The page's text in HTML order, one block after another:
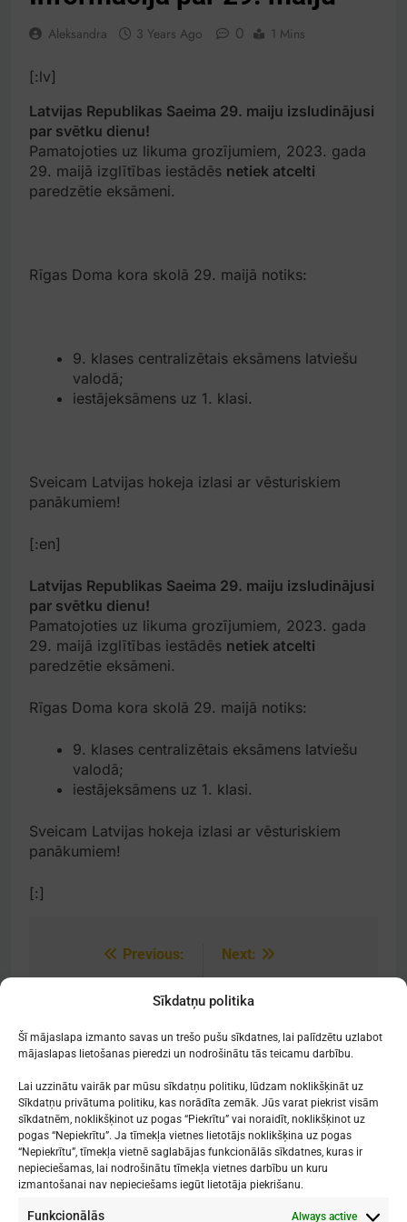
Sīkdatņu politika
Šī mājaslapa izmanto savas un trešo pušu sīkdatnes, lai palīdzētu uzlabot
mājaslapas lietošanas pieredzi un nodrošinātu tās teicamu darbību.
Lai uzzinātu vairāk par mūsu sīkdatņu politiku, lūdzam noklikšķināt uz
Sīkdatņu privātuma politiku, kas norādīta zemāk. Jūs varat piekrist visām
sīkdatnēm, noklikšķinot uz pogas “Piekrītu” vai noraidīt, noklikšķinot uz
pogas “Nepiekrītu”. Ja tīmekļa vietnes lietotājs noklikšķina uz pogas
“Nepiekrītu”, tīmekļa vietnē saglabājas funkcionālās sīkdatnes, kuras ir
nepieciešamas, lai nodrošinātu tīmekļa vietnes darbību un kuru
izmantošanai nav nepieciešams iegūt lietotāja piekrišanu.
Funkcionālās Always active
Aleksandra 3 Years Ago 0 1 Mins
[:lv]
Latvijas Republikas Saeima 29. maiju izsludinājusi
par svētku dienu!
Pamatojoties uz likuma grozījumiem, 2023. gada
29. maijā izglītības iestādēs netiek atcelti
paredzētie eksāmeni.
Rīgas Doma kora skolā 29. maijā notiks:
9. klases centralizētais eksāmens latviešu
valodā;
iestājeksāmens uz 1. klasi.
Sveicam Latvijas hokeja izlasi ar vēsturiskiem
panākumiem!
[:en]
Latvijas Republikas Saeima 29. maiju izsludinājusi
par svētku dienu!
Pamatojoties uz likuma grozījumiem, 2023. gada
29. maijā izglītības iestādēs netiek atcelti
paredzētie eksāmeni.
Rīgas Doma kora skolā 29. maijā notiks:
9. klases centralizētais eksāmens latviešu
valodā;
iestājeksāmens uz 1. klasi.
Sveicam Latvijas hokeja izlasi ar vēsturiskiem
panākumiem!
[:]
Previous:
2023[:]
Next:
atgriežas no festivāla
Šveicē
Mākslu izglītības kompetences centrs
"Nacionālā Mākslu vidusskola"
RĪGAS DOMA KORA SKOLA